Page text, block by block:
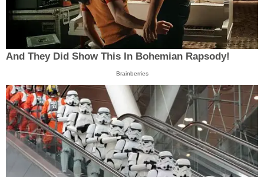
And They Did Show This In Bohemian Rapsody!
Brainberries